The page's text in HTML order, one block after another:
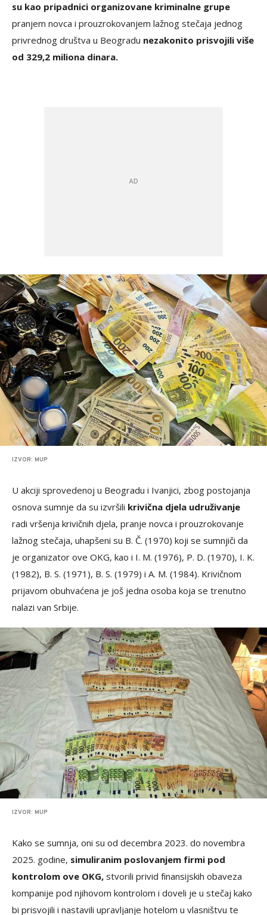
su kao pripadnici organizovane kriminalne grupe
pranjem novca i prouzrokovanjem lažnog stečaja jednog
privrednog društva u Beogradu nezakonito prisvojili više
od 329,2 miliona dinara.
IZVOR: MUP
U akciji sprovedenoj u Beogradu i Ivanjici, zbog postojanja
osnova sumnje da su izvršili krivična djela udruživanje
radi vršenja krivičnih djela, pranje novca i prouzrokovanje
lažnog stečaja, uhapšeni su B. Č. (1970) koji se sumnjiči da
je organizator ove OKG, kao i I. M. (1976), P. D. (1970), I. K.
(1982), B. S. (1971), B. S. (1979) i A. M. (1984). Krivičnom
prijavom obuhvaćena je još jedna osoba koja se trenutno
nalazi van Srbije.
IZVOR: MUP
Kako se sumnja, oni su od decembra 2023. do novembra
2025. godine, simuliranim poslovanjem firmi pod
kontrolom ove OKG, stvorili privid finansijskih obaveza
kompanije pod njihovom kontrolom i doveli je u stečaj kako
bi prisvojili i nastavili upravljanje hotelom u vlasništvu te